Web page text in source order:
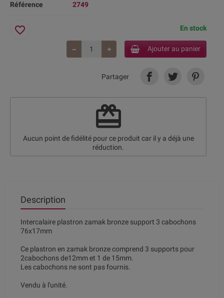
Référence 2749
En stock
Ajouter au panier
favorite_border
Partager
redeem
Aucun point de fidélité pour ce produit car il y a déjà une
réduction.
Description
Intercalaire plastron zamak bronze support 3 cabochons
76x17mm
Ce plastron en zamak bronze comprend 3 supports pour
2cabochons de12mm et 1 de 15mm.
Les cabochons ne sont pas fournis.
Vendu à l'unité.